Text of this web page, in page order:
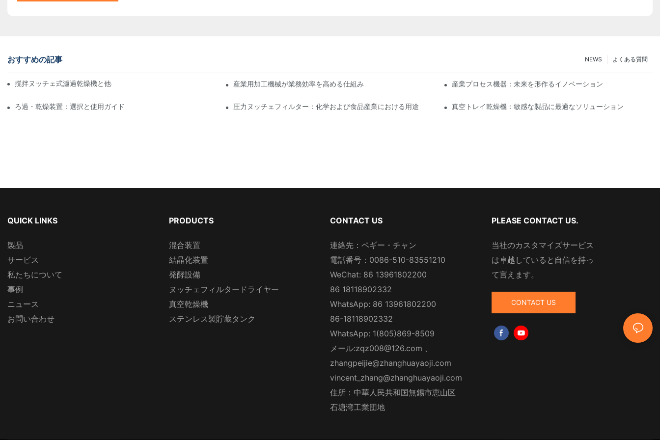
おすすめの記事 よくある質問
NEWS
撹拌ヌッチェ式濾過乾燥機と他の乾燥方法の比較 産業用加工機械が業務効率を高める仕組み 産業プロセス機器：未来を形作るイノベーション
ろ過・乾燥装置：選択と使用ガイド 圧力ヌッチェフィルター：化学および食品産業における用途 真空トレイ乾燥機：敏感な製品に最適なソリューション
QUICK LINKS
製品
サービス
私たちについて
事例
ニュース
お問い合わせ
PRODUCTS
混合装置
結晶化装置
発酵設備
ヌッチェフィルタードライヤー
真空乾燥機
ステンレス製貯蔵タンク
CONTACT US
連絡先：ペギー・チャン
電話番号：0086-510-83551210
WeChat: 86 13961802200
86 18118902332
WhatsApp: 86 13961802200
86-18118902332
WhatsApp: 1(805)869-8509
メール:zqz008@126.com
zhangpeijie@zhanghuayaoji.com
vincent_zhang@zhanghuayaoji.com
住所：中華人民共和国無錫市恵山区
石塘湾工業団地
PLEASE CONTACT US.
当社のカスタマイズサービス
は卓越していると自信を持っ
て言えます。
CONTACT US